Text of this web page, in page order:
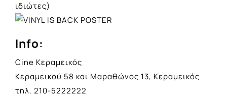
ιδιώτες)
Info:
Cine Κεραμεικός
Κεραμεικού 58 και Μαραθώνος 13, Κεραμεικός
τηλ. 210-5222222